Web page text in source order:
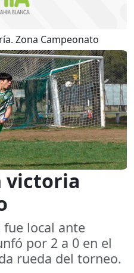
Zona Campeonato
victoria
fue local ante
por 2 a 0 en el
rueda del torneo.